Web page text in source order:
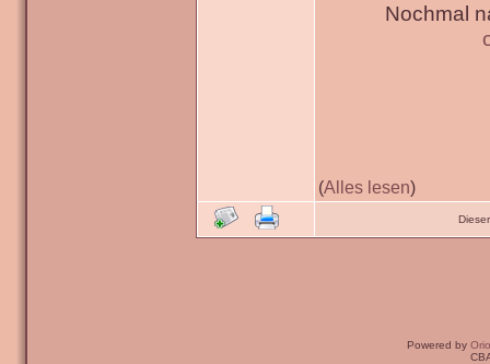
Nochmal
(Alles lesen)
Powered by